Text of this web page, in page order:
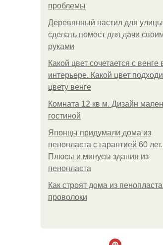
проблемы
Деревянный настил для
сделать помост для дачи
руками
Какой цвет сочетается с венге
интерьере. Какой цвет
цвету венге
Комната 12 кв м. Дизайн
гостиной
Японцы придумали дома из
пенопласта с гарантией 60
Плюсы и минусы здания из
пенопласта
Как строят дома из
проволоки